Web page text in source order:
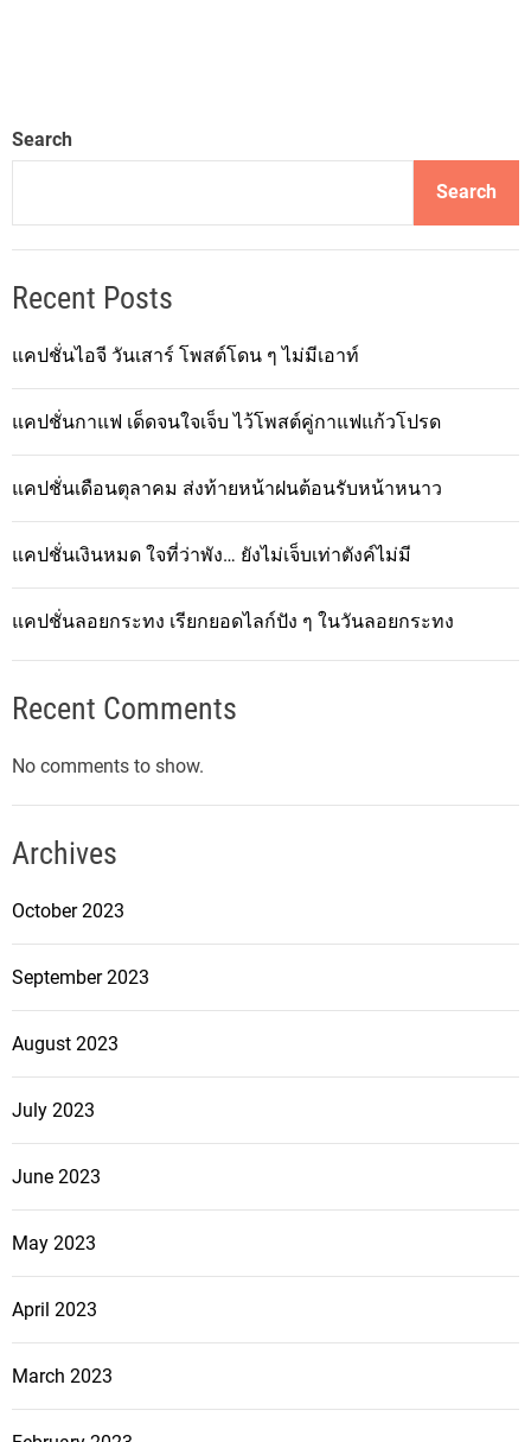
Search
Search
Recent Posts
แคปชั่นไอจี วันเสาร์ โพสต์โดน ๆ ไม่มีเอาท์
แคปชั่นกาแฟ เด็ดจนใจเจ็บ ไว้โพสต์คู่กาแฟแก้วโปรด
แคปชั่นเดือนตุลาคม ส่งท้ายหน้าฝนต้อนรับหน้าหนาว
แคปชั่นเงินหมด ใจที่ว่าพัง… ยังไม่เจ็บเท่าตังค์ไม่มี
แคปชั่นลอยกระทง เรียกยอดไลก์ปัง ๆ ในวันลอยกระทง
Recent Comments
No comments to show.
Archives
October 2023
September 2023
August 2023
July 2023
June 2023
May 2023
April 2023
March 2023